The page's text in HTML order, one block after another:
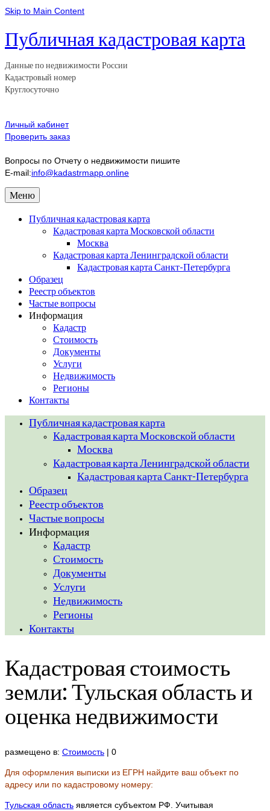
Skip to Main Content
Публичная кадастровая карта
Данные по недвижимости России
Кадастровый номер
Круглосуточно
Личный кабинет
Проверить заказ
Вопросы по Отчету о недвижимости пишите
E-mail:info@kadastrmapp.online
Меню
Публичная кадастровая карта
Кадастровая карта Московской области
Москва
Кадастровая карта Ленинградской области
Кадастровая карта Санкт-Петербурга
Образец
Реестр объектов
Частые вопросы
Информация
Кадастр
Стоимость
Документы
Услуги
Недвижимость
Регионы
Контакты
Публичная кадастровая карта
Кадастровая карта Московской области
Москва
Кадастровая карта Ленинградской области
Кадастровая карта Санкт-Петербурга
Образец
Реестр объектов
Частые вопросы
Информация
Кадастр
Стоимость
Документы
Услуги
Недвижимость
Регионы
Контакты
Кадастровая стоимость
земли: Тульская область и
оценка недвижимости
размещено в: Стоимость | 0
Для оформления выписки из ЕГРН найдите ваш объект по
адресу или по кадастровому номеру:
Тульская область является субъектом РФ. Учитывая